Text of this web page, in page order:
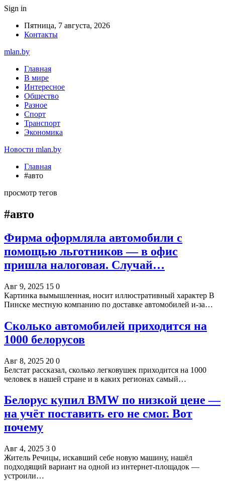
Sign in
Пятница, 7 августа, 2026
Контакты
mlan.by
Главная
В мире
Интересное
Общество
Разное
Спорт
Транспорт
Экономика
Новости mlan.by
Главная
#авто
просмотр тегов
#авто
Фирма оформляла автомобили с
помощью льготников — в офис
пришла налоговая. Случай…
Авг 9, 2025 15 0
Картинка вымышленная, носит иллюстративный характер В
Пинске местную компанию по доставке автомобилей и-за…
Сколько автомобилей приходится на
1000 белорусов
Авг 8, 2025 20 0
Белстат рассказал, сколько легковушек приходится на 1000
человек в нашей стране и в каких регионах самый…
Белорус купил BMW по низкой цене —
на учёт поставить его не смог. Вот
почему
Авг 4, 2025 3 0
Житель Речицы, искавший себе новую машину, нашёл
подходящий вариант на одной из интернет-площадок —
устроили…